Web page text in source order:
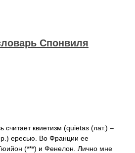
Спонвиля
считает квиетизм (quietas (лат.) –
ересью. Во Франции ее
(***) и Фенелон. Лично мне